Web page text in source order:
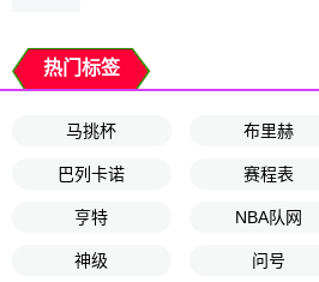
热门标签
马挑杯 布里赫
巴列卡诺 赛程表
亨特 NBA队网
神级 问号